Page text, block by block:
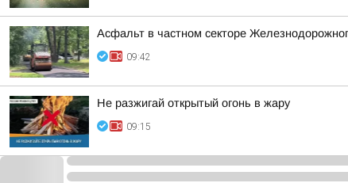
Асфальт в частном секторе
09:42
Не разжигай открытый огонь в жару
09:15